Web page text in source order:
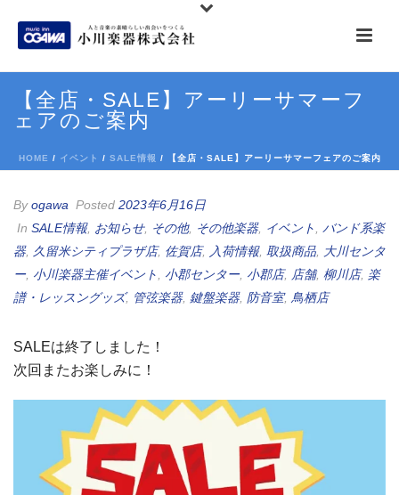
【全店・SALE】アーリーサマーフ
ェアのご案内
HOME / イベント / SALE情報 / 【全店・SALE】アーリーサマーフェアのご案内
Byogawa Posted 2023年6月16日
In SALE情報, お知らせ, その他, その他楽器, イベント
バンド系楽
器, 久留米シティプラザ店, 佐賀店, 入荷情報, 取扱商品
大川センタ
ー, 小川楽器主催イベント 小郡センター, 小郡店, 店舗, 柳川店, 楽
譜・レッスングッズ, 管弦楽器, 鍵盤楽器, 防音室, 鳥栖店
SALEは終了しました！
次回またお楽しみに！